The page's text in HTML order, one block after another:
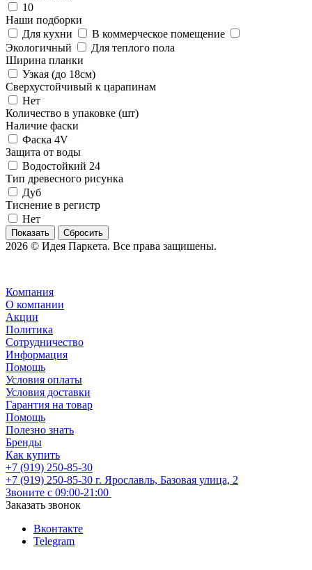
10
Наши подборки
Для кухни
В коммерческое помещение
Экологичный
Для теплого пола
Ширина планки
Узкая (до 18см)
Сверхустойчивый к царапинам
Нет
Количество в упаковке (шт)
Наличие фаски
Фаска 4V
Защита от воды
Водостойкий 24
Тип древесного рисунка
Дуб
Тиснение в регистр
Нет
Сбросить
2026 © Идея Паркета. Все права защишены.
Компания
О компании
Акции
Политика
Сотрудничество
Информация
Помощь
Условия оплаты
Условия доставки
Гарантия на товар
Помощь
Полезно знать
Бренды
Как купить
+7 (919) 250-85-30
+7 (919) 250-85-30 г. Ярославль, Базовая улица, 2
Звоните с 09:00-21:00
Заказать звонок
Вконтакте
Telegram